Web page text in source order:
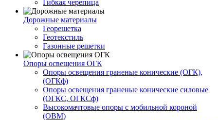
Гибкая черепица
Дорожные материалы
Георешетка
Геотекстиль
Газонные решетки
Опоры освещения ОГК
Опоры освещения граненые конические (ОГК),
(ОГКф)
Опоры освещения граненые конические силовые
(ОГКС, ОГКСф)
Высокомачтовые опоры с мобильной короной
(ОВМ)